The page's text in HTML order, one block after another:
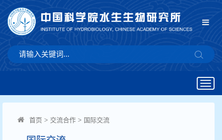
首页 > 交流合作 > 国际交流